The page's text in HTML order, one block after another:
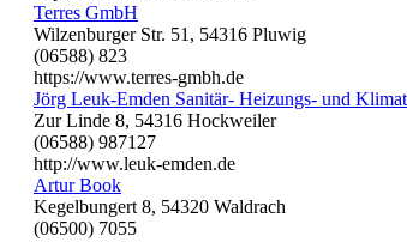
Terres GmbH
Wilzenburger Str. 51, 54316 Pluwig
(06588) 823
https://www.terres-gmbh.de
Jörg Leuk-Emden Sanitär- Heizungs- und
Zur Linde 8, 54316 Hockweiler
(06588) 987127
http://www.leuk-emden.de
Artur Book
Kegelbungert 8, 54320 Waldrach
(06500) 7055